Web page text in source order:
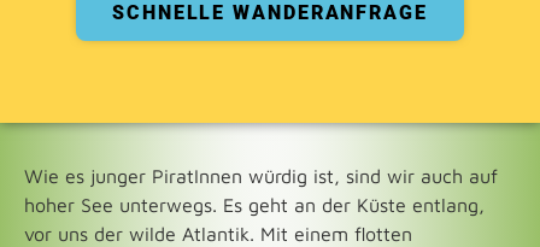
SCHNELLE WANDERANFRAGE
Wie es junger PiratInnen würdig ist, sind wir auch auf
hoher See unterwegs. Es geht an der Küste entlang,
vor uns der wilde Atlantik. Mit einem flotten